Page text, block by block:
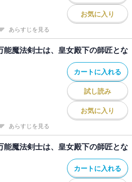
お気に入り
あらすじを見る
能魔法剣士は、皇女殿下の師匠とな
カートに入れる
試し読み
お気に入り
あらすじを見る
能魔法剣士は、皇女殿下の師匠とな
カートに入れる